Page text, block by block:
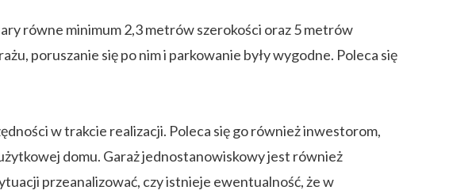
równe minimum 2,3 metrów szerokości oraz 5 metrów
poruszanie się po nim i parkowanie były wygodne. Poleca się
w trakcie realizacji. Poleca się go również inwestorom,
domu. Garaż jednostanowiskowy jest również
przeanalizować, czy istnieje ewentualność, że w